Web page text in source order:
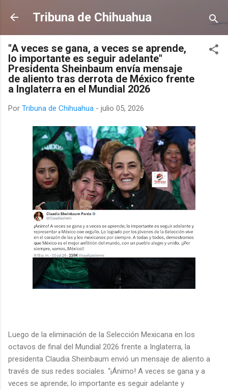
Ir al contenido principal
Tribuna de Chihuahua
"A veces se gana, a veces se aprende,
lo importante es seguir adelante"
Presidenta Sheinbaum envía mensaje
de aliento tras derrota de México frente
a Inglaterra en el Mundial 2026
Por Tribuna de Chihuahua - julio 05, 2026
Luego de la eliminación de la Selección Mexicana en los
octavos de final del Mundial 2026 frente a Inglaterra, la
presidenta Claudia Sheinbaum envió un mensaje de aliento a
través de sus redes sociales. “¡Ánimo! A veces se gana y a
veces se aprende; lo importante es seguir adelante y